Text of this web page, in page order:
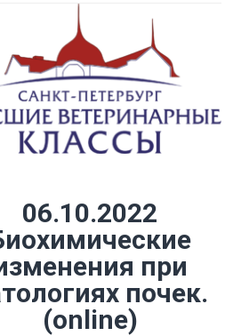
06.10.2022
при
почек.
(online)